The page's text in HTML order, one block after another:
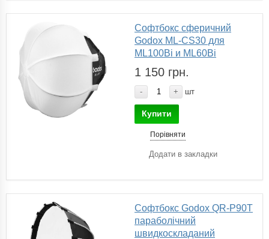
Софтбокс сферичний
Godox ML-CS30 для
ML100Bi и ML60Bi
1 150 грн.
- + шт
Купити
Порівняти
Додати в закладки
Софтбокс Godox QR-P90T
параболічний
швидкоскладаний